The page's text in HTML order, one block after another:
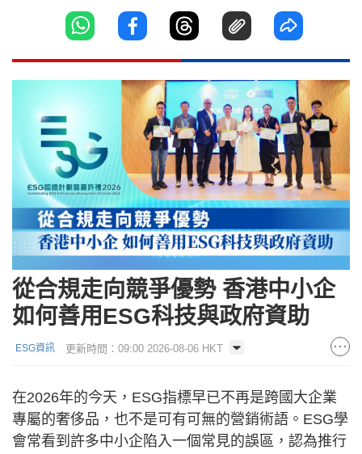
從合規走向競爭優勢 香港中小企
如何善用ESG科技與政府資助
ESG資訊 更新時間：09:00 2026-08-06 HKT
在2026年的今天，ESG指標早已不再是跨國大企業
專屬的奢侈品，也不是可有可無的營銷術語。ESG學
會常看到許多中小企陷入一個常見的誤區，認為推行